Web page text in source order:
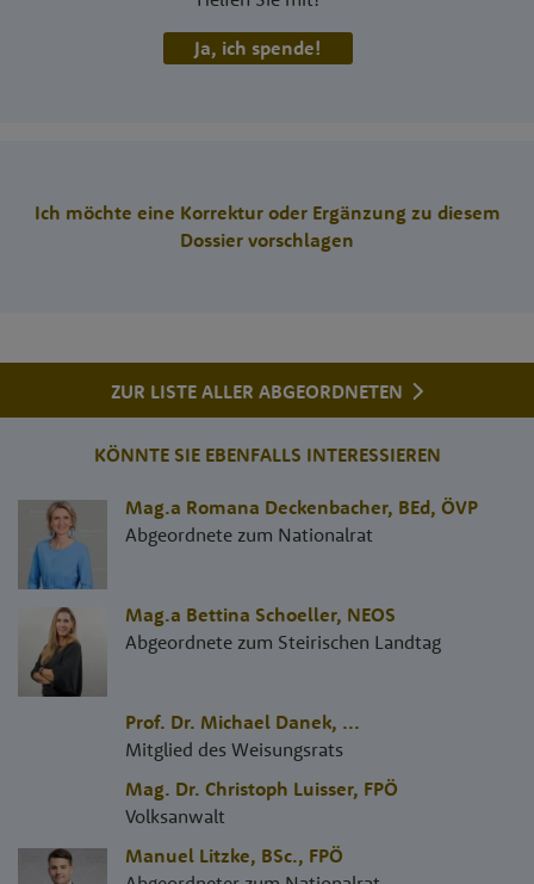
Ja, ich spende!
Ich möchte eine Korrektur oder Ergänzung zu diesem
Dossier vorschlagen
ZUR LISTE ALLER ABGEORDNETEN
KÖNNTE SIE EBENFALLS INTERESSIEREN
Mag.a Romana Deckenbacher, BEd, ÖVP
Abgeordnete zum Nationalrat
Mag.a Bettina Schoeller, NEOS
Abgeordnete zum Steirischen Landtag
Prof. Dr. Michael Danek, ...
Mitglied des Weisungsrats
Mag. Dr. Christoph Luisser, FPÖ
Volksanwalt
Manuel Litzke, BSc., FPÖ